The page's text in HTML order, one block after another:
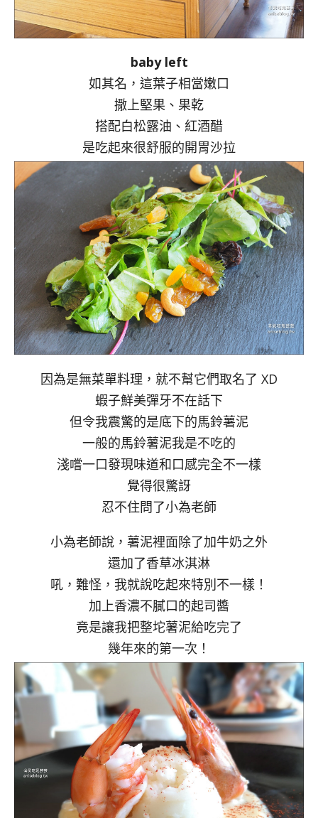
baby left
如其名，這葉子相當嫩口
撒上堅果、果乾
搭配白松露油、紅酒醋
是吃起來很舒服的開胃沙拉
因為是無菜單料理，就不幫它們取名了 XD
蝦子鮮美彈牙不在話下
但令我震驚的是底下的馬鈴薯泥
一般的馬鈴薯泥我是不吃的
淺嚐一口發現味道和口感完全不一樣
覺得很驚訝
忍不住問了小為老師
小為老師說，薯泥裡面除了加牛奶之外
還加了香草冰淇淋
吼，難怪，我就說吃起來特別不一樣！
加上香濃不膩口的起司醬
竟是讓我把整坨薯泥給吃完了
幾年來的第一次！